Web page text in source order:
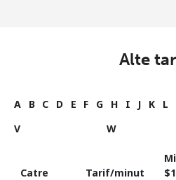
Alte
A B C D E F G H I J K L
V
W
Catre Tarif/minut